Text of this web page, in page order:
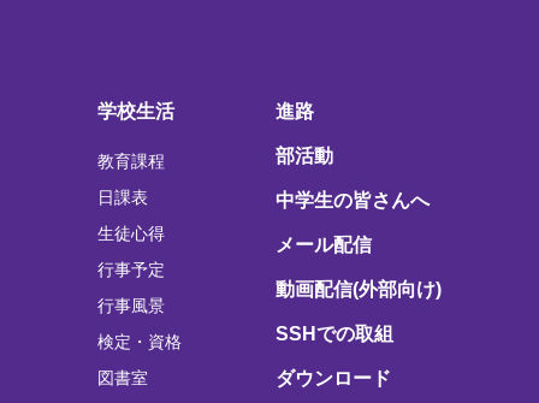
学校生活
教育課程
日課表
生徒心得
行事予定
行事風景
検定・資格
図書室
進路
部活動
中学生の皆さんへ
メール配信
動画配信(外部向け)
SSHでの取組
ダウンロード